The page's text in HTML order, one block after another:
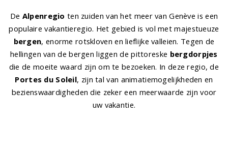
De Alpenregio ten zuiden van het meer van Genève is een
populaire vakantieregio. Het gebied is vol met majestueuze
bergen, enorme rotskloven en lieflijke valleien. Tegen de
hellingen van de bergen liggen de pittoreske bergdorpjes
die de moeite waard zijn om te bezoeken. In deze regio, de
Portes du Soleil, zijn tal van animatiemogelijkheden en
bezienswaardigheden die zeker een meerwaarde zijn voor
uw vakantie.